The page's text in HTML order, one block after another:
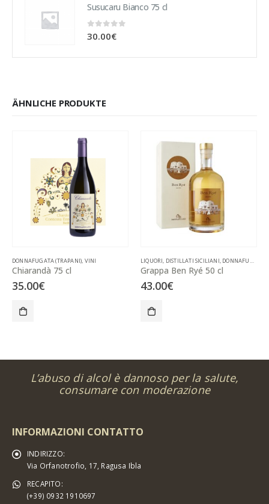
Susucaru Bianco 75 cl
0 out of 5
30.00€
ÄHNLICHE PRODUKTE
DONNAFUGATA (TRAPANI), VINI
Chiarandà 75 cl
35.00€
LIQUORI, DISTILLATI SICILIANI, DONNAFUGATA (TRAPANI)
Grappa Ben Ryé 50 cl
43.00€
L’abuso di alcol è dannoso per la salute,
consumare con moderazione
INFORMAZIONI CONTATTO
INDIRIZZO:
Via Orfanotrofio, 17, Ragusa Ibla
RECAPITO:
(+39) 0932 1910697